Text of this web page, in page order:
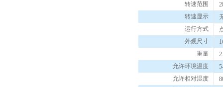
转速范围
转速显示
运行方式
外观尺寸
重量
允许环境温度
允许相对湿度